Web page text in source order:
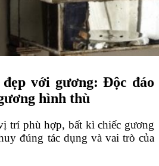
với gương: Độc đáo
hình thù
trí phù hợp, bất kì chiếc gương
đúng tác dụng và vai trò của